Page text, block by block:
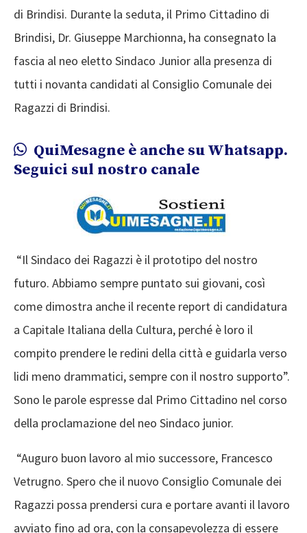
di Brindisi. Durante la seduta, il Primo Cittadino di
Brindisi, Dr. Giuseppe Marchionna, ha consegnato la
fascia al neo eletto Sindaco Junior alla presenza di
tutti i novanta candidati al Consiglio Comunale dei
Ragazzi di Brindisi.
QuiMesagne è anche su Whatsapp.
Seguici sul nostro canale
“Il Sindaco dei Ragazzi è il prototipo del nostro
futuro. Abbiamo sempre puntato sui giovani, così
come dimostra anche il recente report di candidatura
a Capitale Italiana della Cultura, perché è loro il
compito prendere le redini della città e guidarla verso
lidi meno drammatici, sempre con il nostro supporto”.
Sono le parole espresse dal Primo Cittadino nel corso
della proclamazione del neo Sindaco junior.
“Auguro buon lavoro al mio successore, Francesco
Vetrugno. Spero che il nuovo Consiglio Comunale dei
Ragazzi possa prendersi cura e portare avanti il lavoro
avviato fino ad ora, con la consapevolezza di essere